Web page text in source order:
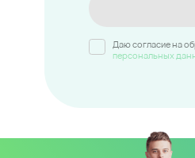
Даю согласие на
персональных